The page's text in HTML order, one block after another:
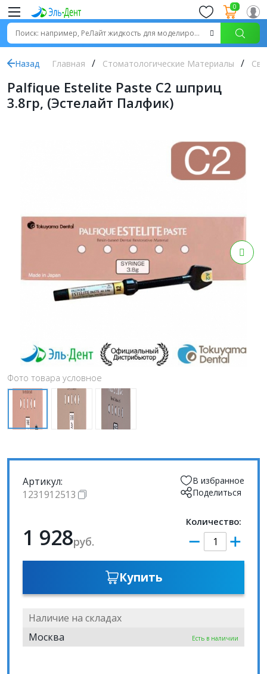
0
Назад Главная Стоматологические Материалы
Palfique Estelite Paste C2 шприц
3.8гр, (Эстелайт Палфик)
Фото товара условное
Артикул:
1231912513
В избранное
Поделиться
1 928руб.
Количество:
Купить
Наличие на складах
Москва
Есть в наличии